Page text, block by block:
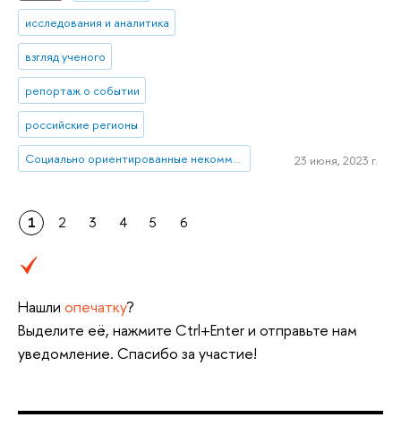
исследования и аналитика
взгляд ученого
репортаж о событии
российские регионы
Социально ориентированные некоммерческие организации (СО НКО) 23 июня, 2023 г.
1 2 3 4 5 6
Нашли опечатку?
Выделите её, нажмите Ctrl+Enter и отправьте нам
уведомление. Спасибо за участие!